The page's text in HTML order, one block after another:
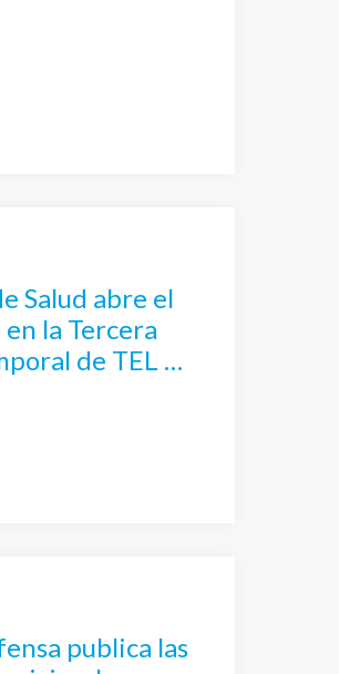
Salud abre el
la Tercera
de TEL –
publica las